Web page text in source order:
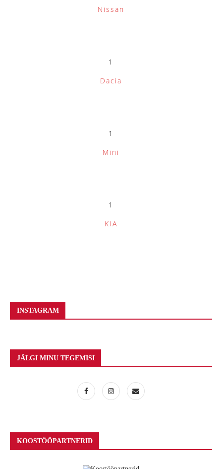
Nissan
1
Dacia
1
Mini
1
KIA
INSTAGRAM
JÄLGI MINU TEGEMISI
KOOSTÖÖPARTNERID